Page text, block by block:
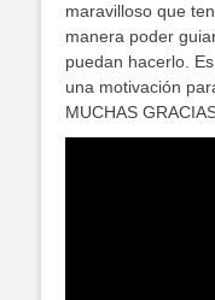
maravilloso que
manera poder
puedan hacerlo.
una motivación
MUCHAS